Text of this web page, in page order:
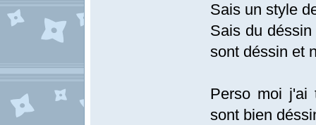
Sais un style
Sais du
sont déssin et
Perso moi j'ai
sont bien